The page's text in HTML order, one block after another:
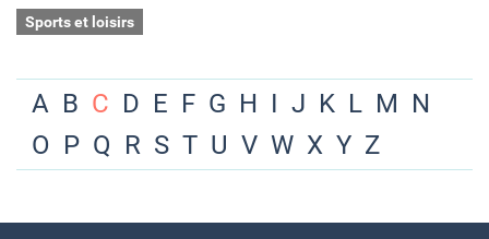
Sports et loisirs
A B C D E F G H I J K L M N
O P Q R S T U V W X Y Z